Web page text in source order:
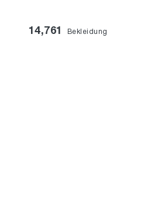
14,761 Bekleidung